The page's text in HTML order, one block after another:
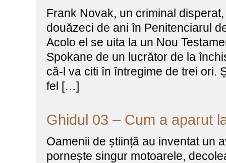
Frank Novak, un criminal
douăzeci de ani în Penitenciarul
Acolo el se uita la un Nou
Spokane de un lucrător de la
că-l va citi în întregime de trei ori.
fel […]
Ghidul 03 – Cum a aparut
Oamenii de știință au inventat un
pornește singur motoarele,